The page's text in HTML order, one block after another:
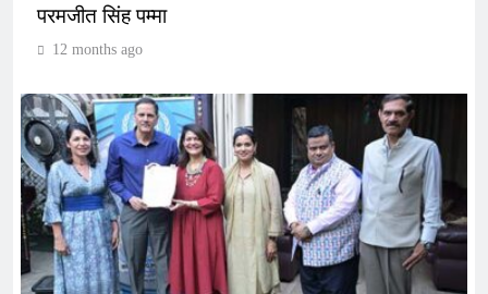
परमजीत सिंह पम्मा
12 months ago